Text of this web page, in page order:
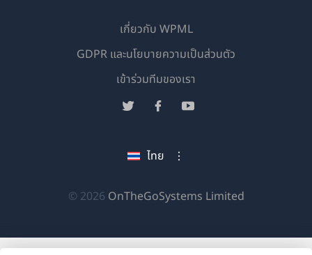
© 2026 OnTheGoSystems Limited(เปิด
หน้าต่าง
ไทย
เกี่ยวกับ WPML
GDPR และนโยบายความเป็นส่วนตัว
เข้าร่วมทีมของเรา
(เปิด
ใหม่)
(เปิด
ใหม่)
(เปิด